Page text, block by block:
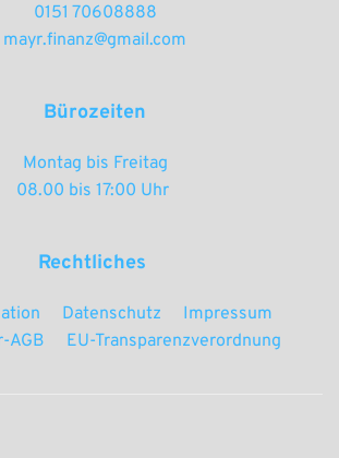
0151 70608888
mayr.finanz@gmail.com
Bürozeiten
Montag bis Freitag
08.00 bis 17:00 Uhr
Rechtliches
Datenschutz
Impressum
AGB
EU-Transparenzverordnung